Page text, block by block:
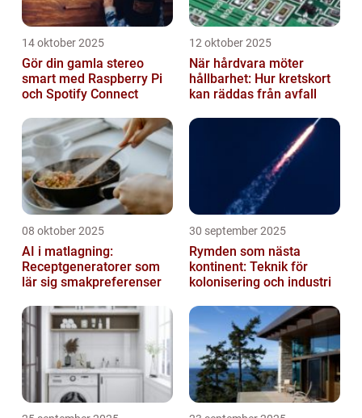
14 oktober 2025
Gör din gamla stereo
smart med Raspberry Pi
och Spotify Connect
12 oktober 2025
När hårdvara möter
hållbarhet: Hur kretskort
kan räddas från avfall
08 oktober 2025
AI i matlagning:
Receptgeneratorer som
lär sig smakpreferenser
30 september 2025
Rymden som nästa
kontinent: Teknik för
kolonisering och industri